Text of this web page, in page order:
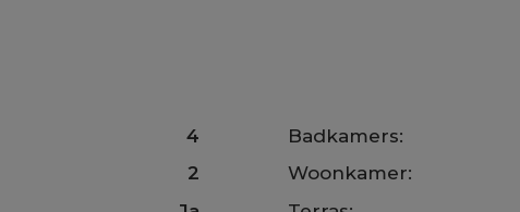
4 Badkamers:
2 Woonkamer: